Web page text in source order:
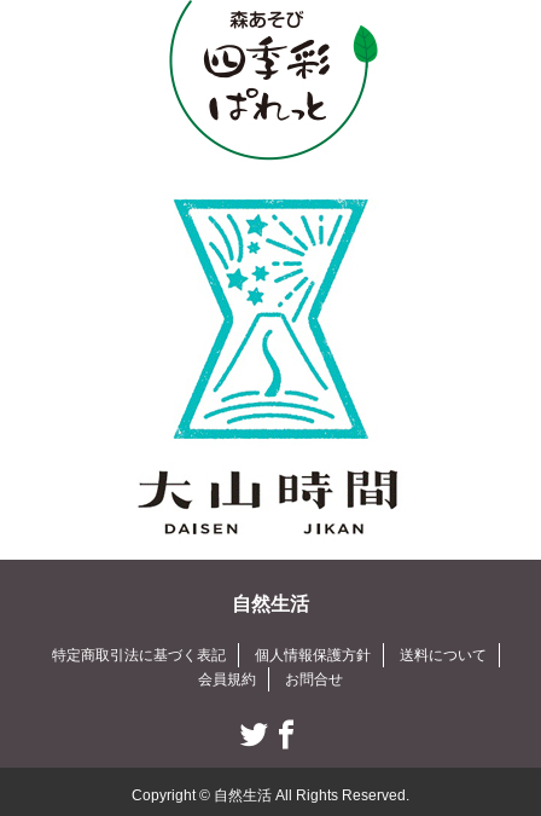
自然生活
特定商取引法に基づく表記 個人情報保護方針
送料について
会員規約
お問合せ
Copyright © 自然生活 All Rights Reserved.